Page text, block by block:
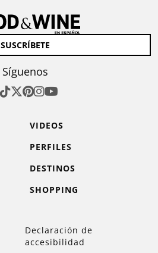
SUSCRÍBETE
Síguenos
VIDEOS
PERFILES
DESTINOS
SHOPPING
Declaración de
accesibilidad